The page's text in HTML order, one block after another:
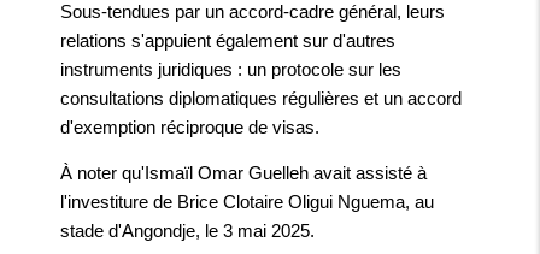
Sous-tendues par un accord-cadre général, leurs
relations s'appuient également sur d'autres
instruments juridiques : un protocole sur les
consultations diplomatiques régulières et un accord
d'exemption réciproque de visas.
À noter qu'Ismaïl Omar Guelleh avait assisté à
l'investiture de Brice Clotaire Oligui Nguema, au
stade d'Angondje, le 3 mai 2025.